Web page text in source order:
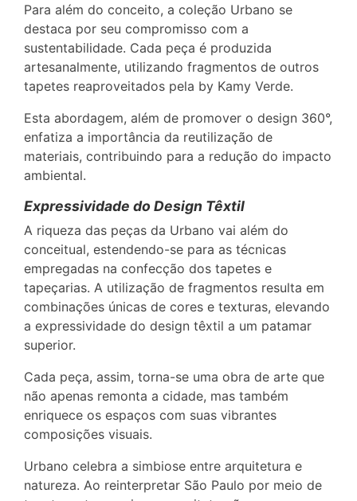
Para além do conceito, a coleção Urbano se
destaca por seu compromisso com a
sustentabilidade. Cada peça é produzida
artesanalmente, utilizando fragmentos de outros
tapetes reaproveitados pela by Kamy Verde.
Esta abordagem, além de promover o design 360°,
enfatiza a importância da reutilização de
materiais, contribuindo para a redução do impacto
ambiental.
Expressividade do Design Têxtil
A riqueza das peças da Urbano vai além do
conceitual, estendendo-se para as técnicas
empregadas na confecção dos tapetes e
tapeçarias. A utilização de fragmentos resulta em
combinações únicas de cores e texturas, elevando
a expressividade do design têxtil a um patamar
superior.
Cada peça, assim, torna-se uma obra de arte que
não apenas remonta a cidade, mas também
enriquece os espaços com suas vibrantes
composições visuais.
Urbano celebra a simbiose entre arquitetura e
natureza. Ao reinterpretar São Paulo por meio de